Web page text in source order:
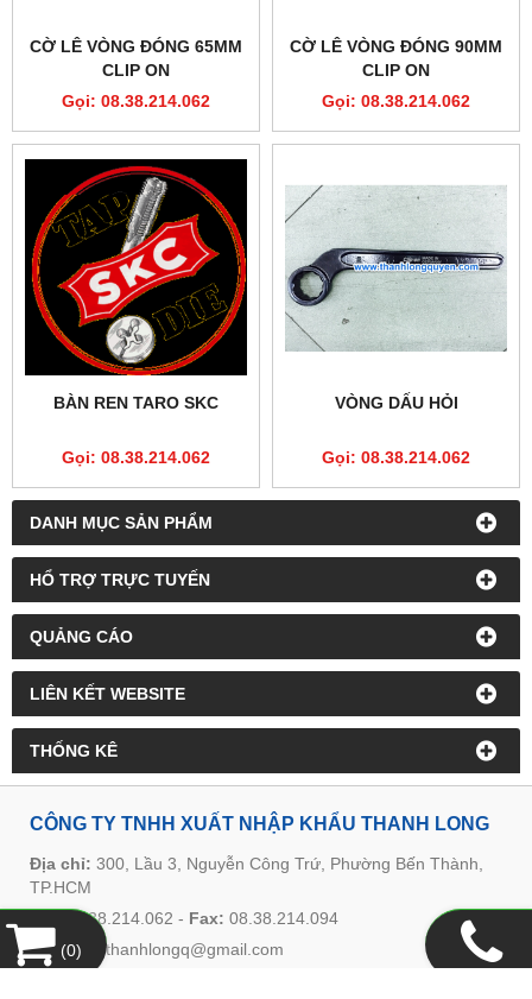
DANH MỤC SẢN PHẨM
HỔ TRỢ TRỰC TUYẾN
QUẢNG CÁO
LIÊN KẾT WEBSITE
THỐNG KÊ
CỜ LÊ VÒNG ĐÓNG 65MM
CLIP ON
Gọi: 08.38.214.062
CỜ LÊ VÒNG ĐÓNG 90MM
CLIP ON
Gọi: 08.38.214.062
BÀN REN TARO SKC
Gọi: 08.38.214.062
VÒNG DẤU HỎI
Gọi: 08.38.214.062
CÔNG TY TNHH XUẤT NHẬP KHẨU THANH LONG
Địa chỉ: 300, Lầu 3, Nguyễn Công Trứ, Phường Bến Thành,
TP.HCM
08.38.214.062 - Fax: 08.38.214.094
Email:
ctythanhlongq@gmail.com
(0)